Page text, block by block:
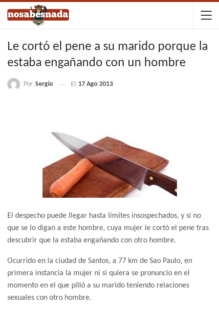
Le cortó el pene a su marido porque la
estaba engañando con un hombre
Por Sergio El 17 Ago 2013
El despecho puede llegar hasta límites insospechados, y si no
que se lo digan a este hombre, cuya mujer le cortó el pene tras
descubrir que la estaba engañando con otro hombre.
Ocurrido en la ciudad de Santos, a 77 km de Sao Paulo, en
primera instancia la mujer ni si quiera se pronuncio en el
momento en el que pilló a su marido teniendo relaciones
sexuales con otro hombre.